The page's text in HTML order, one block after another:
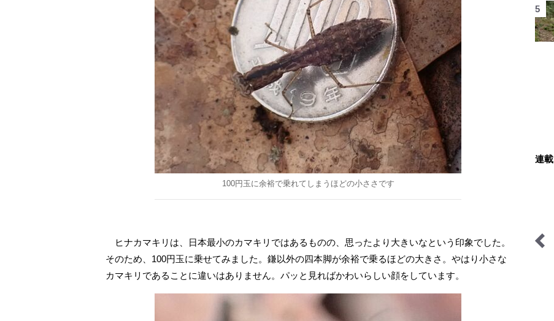
100円玉に余裕で乗れてしまうほどの小ささです
ヒナカマキリは、日本最小のカマキリではあるものの、思ったより大きいなという印象でした。
そのため、100円玉に乗せてみました。鎌以外の四本脚が余裕で乗るほどの大きさ。やはり小さな
カマキリであることに違いはありません。パッと見ればかわいらしい顔をしています。
連載
「山岳遭難」のリアル＜山
梨県警＞
ユーコンカワイの川サウナ
研究所